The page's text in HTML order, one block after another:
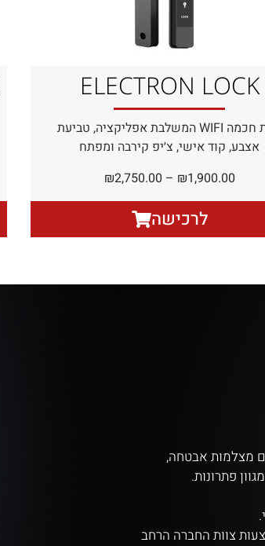
ELECTRON LOCK
ידית חכמה WIFI המשלבת אפליקציה, טביעת
אצבע, קוד אישי, צ׳יפ קירבה ומפתח
₪1,900.00
–
₪2,750.00
לרכישה
מצלמות אבטחה,
פתרונות.
צוות החברה הרחב